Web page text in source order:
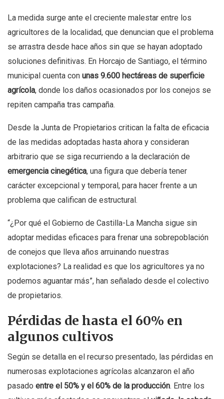
La medida surge ante el creciente malestar entre los
agricultores de la localidad, que denuncian que el problema
se arrastra desde hace años sin que se hayan adoptado
soluciones definitivas. En Horcajo de Santiago, el término
municipal cuenta con unas 9.600 hectáreas de superficie
agrícola, donde los daños ocasionados por los conejos se
repiten campaña tras campaña.
Desde la Junta de Propietarios critican la falta de eficacia
de las medidas adoptadas hasta ahora y consideran
arbitrario que se siga recurriendo a la declaración de
emergencia cinegética, una figura que debería tener
carácter excepcional y temporal, para hacer frente a un
problema que califican de estructural.
“¿Por qué el Gobierno de Castilla-La Mancha sigue sin
adoptar medidas eficaces para frenar una sobrepoblación
de conejos que lleva años arruinando nuestras
explotaciones? La realidad es que los agricultores ya no
podemos aguantar más”, han señalado desde el colectivo
de propietarios.
Pérdidas de hasta el 60% en
algunos cultivos
Según se detalla en el recurso presentado, las pérdidas en
numerosas explotaciones agrícolas alcanzaron el año
pasado entre el 50% y el 60% de la producción. Entre los